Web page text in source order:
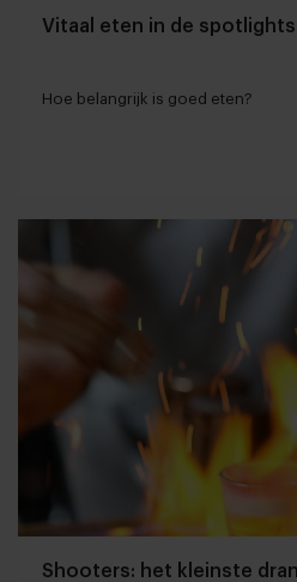
Vitaal eten in de spotlights
Hoe belangrijk is goed eten?
Shooters: het kleinste